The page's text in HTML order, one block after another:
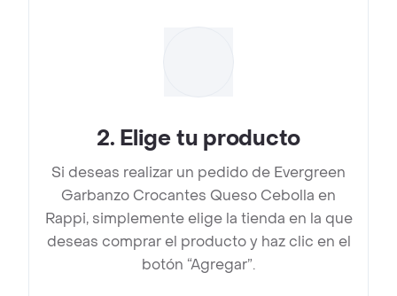
2. Elige tu producto
Si deseas realizar un pedido de Evergreen
Garbanzo Crocantes Queso Cebolla en
Rappi, simplemente elige la tienda en la que
deseas comprar el producto y haz clic en el
botón “Agregar”.